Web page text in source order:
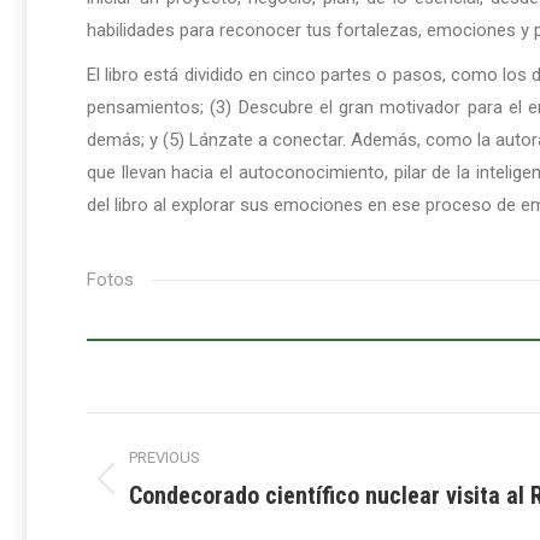
habilidades para reconocer tus fortalezas, emociones y
El libro está dividido en cinco partes o pasos, como los
pensamientos; (3) Descubre el gran motivador para el
demás; y (5) Lánzate a conectar. Además, como la
que llevan hacia el autoconocimiento, pilar de la
del libro al explorar sus emociones en ese proceso de
Fotos
Post
navigation
PREVIOUS
Previous
Condecorado científico nuclear visita al